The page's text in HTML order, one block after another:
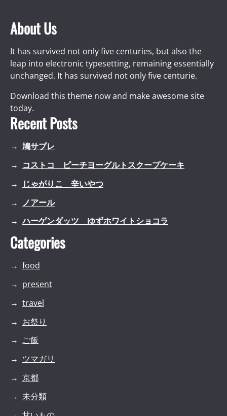
About Us
It has survived not only five centuries, but also the
leap into electronic typesetting, remaining essentially
unchanged. It has survived not only five centurie.
Download this theme now and make awesome site
today.
Recent Posts
鳩サブレ
コストコ ピーチヨーグルトスクープケーキ
じゃがりこ 辛いやつ
ノアール
ハーゲンダッツ ゆずホワイトショコラ
Categories
food
present
travel
お祭り
ご飯
ツマガリ
京都
未分類